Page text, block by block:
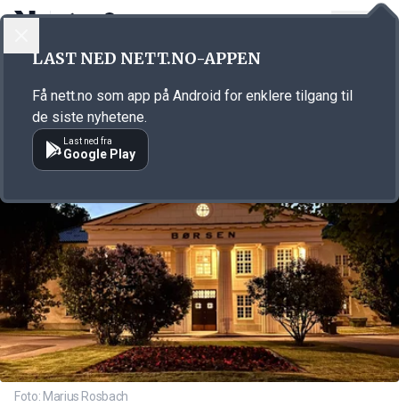
Annonsørinnhold
Foto: Marius Rosbach
LAST NED NETT.NO-APPEN
Få nett.no som app på Android for enklere tilgang til
de siste nyhetene.
Last ned fra
Google Play